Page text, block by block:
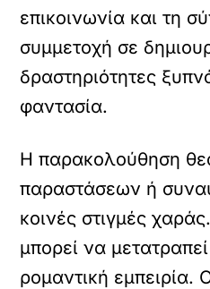
επικοινωνία και τη
συμμετοχή σε
δραστηριότητες
φαντασία.
Η παρακολούθηση
παραστάσεων ή
κοινές στιγμές
μπορεί να μετατραπεί
ρομαντική εμπειρία.